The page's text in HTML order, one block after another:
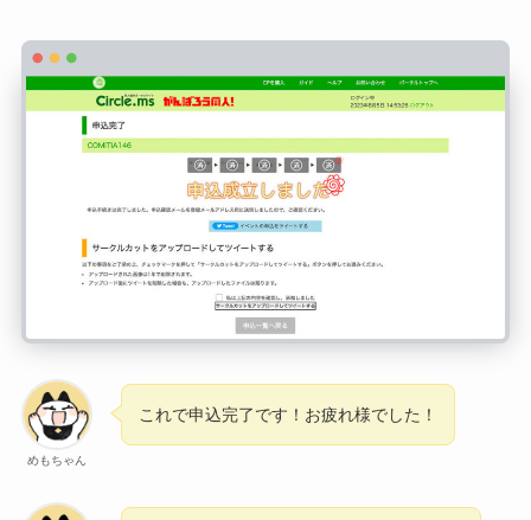
めもちゃん
これで申込完了です！お疲れ様でした！